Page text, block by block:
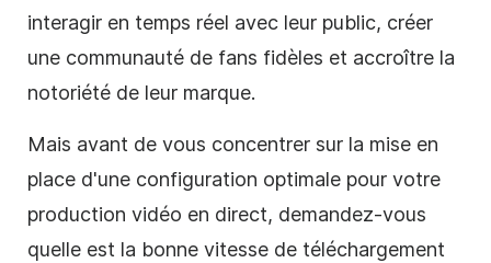
interagir en temps réel avec leur public, créer
une communauté de fans fidèles et accroître la
notoriété de leur marque.
Mais avant de vous concentrer sur la mise en
place d'une configuration optimale pour votre
production vidéo en direct, demandez-vous
quelle est la bonne vitesse de téléchargement